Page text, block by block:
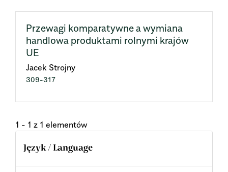
Przewagi komparatywne a wymiana
handlowa produktami rolnymi krajów
UE
Jacek Strojny
309-317
1 - 1 z 1 elementów
Język / Language